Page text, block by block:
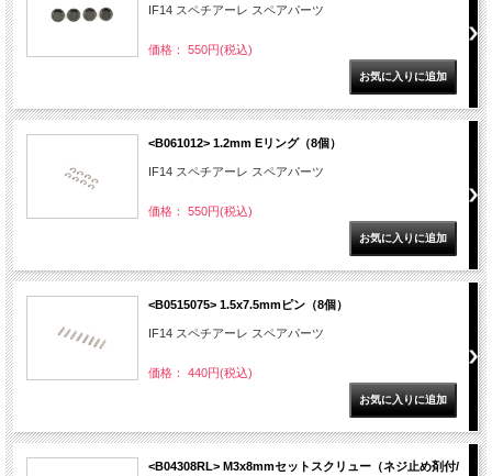
IF14 スペチアーレ スペアパーツ
価格： 550円(税込)
<B061012> 1.2mm Eリング（8個）
IF14 スペチアーレ スペアパーツ
価格： 550円(税込)
<B0515075> 1.5x7.5mmピン（8個）
IF14 スペチアーレ スペアパーツ
価格： 440円(税込)
<B04308RL> M3x8mmセットスクリュー（ネジ止め剤付/